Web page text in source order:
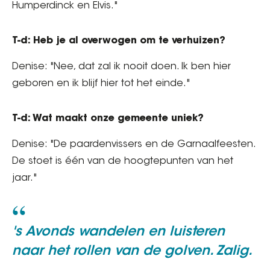
Humperdinck en Elvis."
T-d: Heb je al overwogen om te verhuizen?
Denise: "Nee, dat zal ik nooit doen. Ik ben hier
geboren en ik blijf hier tot het einde."
T-d: Wat maakt onze gemeente uniek?
Denise: "De paardenvissers en de Garnaalfeesten.
De stoet is één van de hoogtepunten van het
jaar."
's Avonds wandelen en luisteren
naar het rollen van de golven. Zalig.